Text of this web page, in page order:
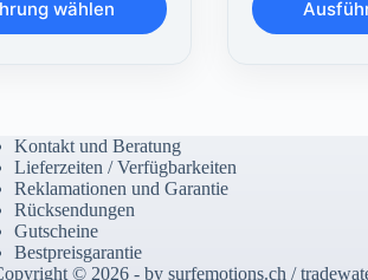
war:
ist: wählen
Produkt
weist
werden
Kontakt und Beratung
Lieferzeiten / Verfügbarkeiten
Reklamationen und Garantie
Rücksendungen
Gutscheine
Bestpreisgarantie
© 2026 - by surfemotions.ch /